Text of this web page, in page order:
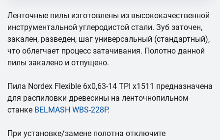
Ленточные пилы изготовлены из высококачественной
инструментальной углеродистой стали. Зуб заточен,
закален, разведен, шаг универсальный (стандартный),
что облегчает процесс затачивания. Полотно данной
пилы закалено и отпущено.
Пила Nordex Flexible 6х0,63-14 TPI x1511 предназначена
для распиловки древесины на ленточнопильном
станке BELMASH WBS-228P.
При установке/замене полотна отключите